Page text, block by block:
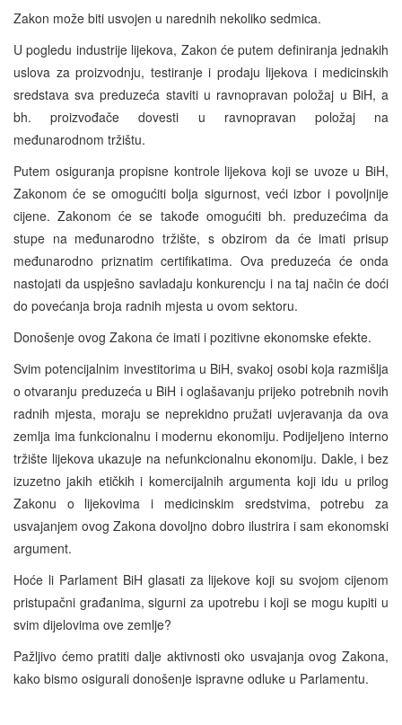
Zakon može biti usvojen u narednih nekoliko sedmica.
U pogledu industrije lijekova, Zakon će putem definiranja jednakih
uslova za proizvodnju, testiranje i prodaju lijekova i medicinskih
sredstava sva preduzeća staviti u ravnopravan položaj u BiH, a
bh. proizvođače dovesti u ravnopravan položaj na
međunarodnom tržištu.
Putem osiguranja propisne kontrole lijekova koji se uvoze u BiH,
Zakonom će se omogućiti bolja sigurnost, veći izbor i povoljnije
cijene. Zakonom će se takođe omogućiti bh. preduzećima da
stupe na međunarodno tržište, s obzirom da će imati prisup
međunarodno priznatim certifikatima. Ova preduzeća će onda
nastojati da uspješno savladaju konkurencju i na taj način će doći
do povećanja broja radnih mjesta u ovom sektoru.
Donošenje ovog Zakona će imati i pozitivne ekonomske efekte.
Svim potencijalnim investitorima u BiH, svakoj osobi koja razmišlja
o otvaranju preduzeća u BiH i oglašavanju prijeko potrebnih novih
radnih mjesta, moraju se neprekidno pružati uvjeravanja da ova
zemlja ima funkcionalnu i modernu ekonomiju. Podijeljeno interno
tržište lijekova ukazuje na nefunkcionalnu ekonomiju. Dakle, i bez
izuzetno jakih etičkih i komercijalnih argumenta koji idu u prilog
Zakonu o lijekovima i medicinskim sredstvima, potrebu za
usvajanjem ovog Zakona dovoljno dobro ilustrira i sam ekonomski
argument.
Hoće li Parlament BiH glasati za lijekove koji su svojom cijenom
pristupačni građanima, sigurni za upotrebu i koji se mogu kupiti u
svim dijelovima ove zemlje?
Pažljivo ćemo pratiti dalje aktivnosti oko usvajanja ovog Zakona,
kako bismo osigurali donošenje ispravne odluke u Parlamentu.